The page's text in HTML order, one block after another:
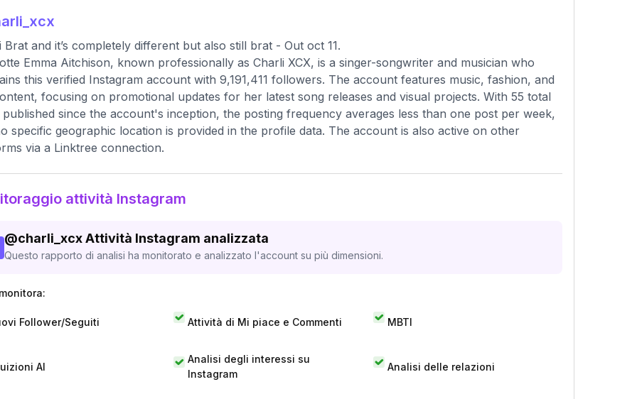
Brat and it’s completely different but also still brat - Out oct 11.
Emma Aitchison, known professionally as Charli XCX, is a singer-songwriter and musician who
this verified Instagram account with 9,191,411 followers. The account features music, fashion, and
focusing on promotional updates for her latest song releases and visual projects. With 55 total
published since the account's inception, the posting frequency averages less than one post per week,
specific geographic location is provided in the profile data. The account is also active on other
via a Linktree connection.
attività Instagram
@charli_xcxAttività Instagram analizzata
Questo rapporto di analisi ha monitorato e analizzato l'account su più dimensioni.
Follower/Seguiti Attività di Mi piace e Commenti MBTI
AI
Analisi degli interessi su
Instagram
Analisi delle relazioni